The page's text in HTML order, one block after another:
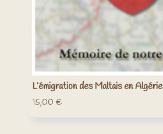
L’émigration des Maltais en Algérie
15,00 €